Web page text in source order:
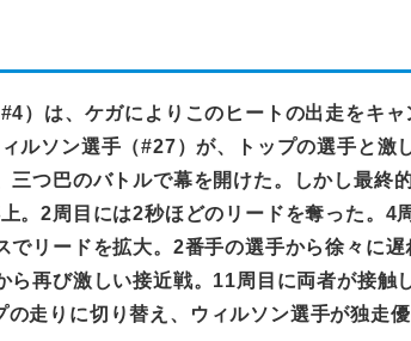
#4）は、ケガによりこのヒートの出走をキ
ルソン選手（#27）が、トップの選手と激
三つ巴のバトルで幕を開けた。しかし最終
。2周目には2秒ほどのリードを奪った。 4
でリードを拡大。 2番手の選手から徐々に遅
ら再び激しい接近戦。 11周目に両者が接触
走りに切り替え、ウィルソン選手が独走